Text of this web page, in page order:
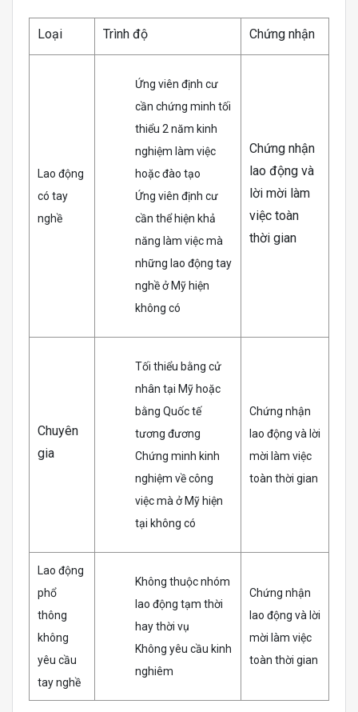
Loại Trình độ Chứng nhận
Lao động
có tay
nghề
Ứng viên định cư
cần chứng minh tối
thiểu 2 năm kinh
nghiệm làm việc
hoặc đào tạo
Ứng viên định cư
cần thể hiện khả
năng làm việc mà
những lao động tay
nghề ở Mỹ hiện
không có
Chứng nhận
lao động và
lời mời làm
việc toàn
thời gian
Chuyên
gia
Tối thiểu bằng cử
nhân tại Mỹ hoặc
bằng Quốc tế
tương đương
Chứng minh kinh
nghiệm về công
việc mà ở Mỹ hiện
tại không có
Chứng nhận
lao động và lời
mời làm việc
toàn thời gian
Lao động
phổ
thông
không
yêu cầu
tay nghề
Không thuộc nhóm
lao động tạm thời
hay thời vụ
Không yêu cầu kinh
nghiêm
Chứng nhận
lao động và lời
mời làm việc
toàn thời gian